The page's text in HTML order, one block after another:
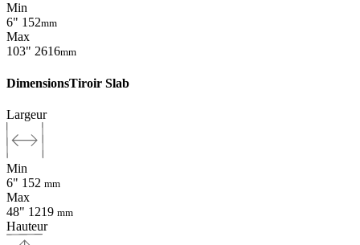
Min
6" 152mm
Max
103" 2616mm
DimensionsTiroir Slab
Largeur
Min
6" 152 mm
Max
48" 1219 mm
Hauteur